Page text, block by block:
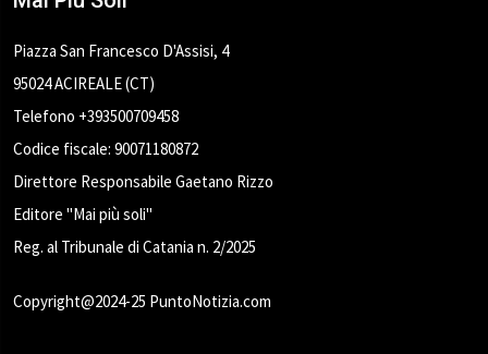
Piazza San Francesco D'Assisi, 4
95024 ACIREALE (CT)
Telefono +393500709458
Codice fiscale: 90071180872
Direttore Responsabile Gaetano Rizzo
Editore "Mai più soli"
Reg. al Tribunale di Catania n. 2/2025
Copyright@2024-25 PuntoNotizia.com